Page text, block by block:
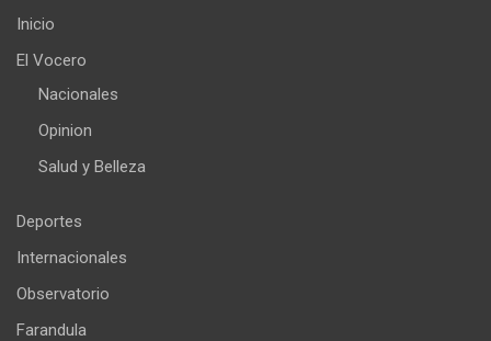
Inicio
El Vocero
Nacionales
Opinion
Salud y Belleza
Deportes
Internacionales
Observatorio
Farandula